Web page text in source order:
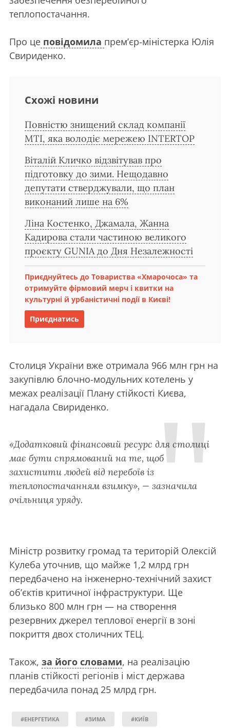
теплопостачання.
Про це повідомила прем’єр-міністерка Юлія
Свириденко.
Схожі новини
Повністю знищений склад компанії
MTI, яка володіє мережею INTERTOP
Віталій Кличко відзвітував про
підготовку до зими. Нещодавно
депутати стверджували, що план
виконаний лише на 6%
Ліна Костенко, Джамала, Жанна
Кадирова стали частиною великого
проєкту GUNIA до Дня Незалежності
Приєднуйтесь до Товариства «Хмарочоса» та
отримуйте фірмовий мерч і квитки на
культурні й урбаністичні події в Києві!
Приєднатись
Столиця України вже отримала 966 млн грн на
закупівлю блочно-модульних котелень у
межах реалізації Плану стійкості Києва,
нагадала Свириденко.
«Додатковий фінансовий ресурс для столиці
має бути спрямований на те, щоб
захистити людей від перебоїв із
теплопостачанням взимку», — зазначила
очільниця уряду.
Міністр розвитку громад та територій Олексій
Кулеба уточнив, що майже 1,2 млрд грн
передбачено на інженерно-технічний захист
об’єктів критичної інфраструктури. Ще
близько 800 млн грн — на створення
резервних джерел теплової енергії в зоні
покриття двох столичних ТЕЦ.
Також, за його словами, на реалізацію
планів стійкості регіонів і міст держава
передбачила понад 25 млрд грн.
#ЕНЕРГЕТИКА #ЗИМА #КИЇВ